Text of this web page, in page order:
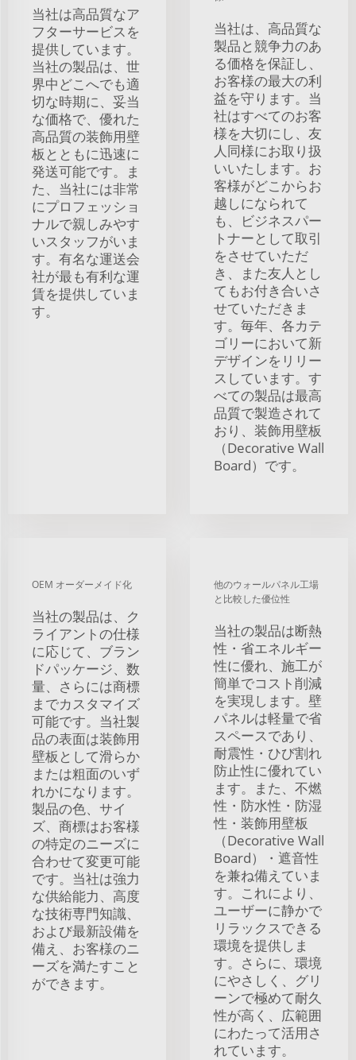
当社は高品質なア
フターサービスを
提供しています。
当社の製品は、世
界中どこへでも適
切な時期に、妥当
な価格で、優れた
高品質の装飾用壁
板とともに迅速に
発送可能です。ま
た、当社には非常
にプロフェッショ
ナルで親しみやす
いスタッフがいま
す。有名な運送会
社が最も有利な運
賃を提供していま
す。
当社は、高品質な
製品と競争力のあ
る価格を保証し、
お客様の最大の利
益を守ります。当
社はすべてのお客
様を大切にし、友
人同様にお取り扱
いいたします。お
客様がどこからお
越しになられて
も、ビジネスパー
トナーとして取引
をさせていただ
き、また友人とし
てもお付き合いさ
せていただきま
す。毎年、各カテ
ゴリーにおいて新
デザインをリリー
スしています。す
べての製品は最高
品質で製造されて
おり、装飾用壁板
（Decorative Wall
Board）です。
OEM オーダーメイド化
当社の製品は、ク
ライアントの仕様
に応じて、ブラン
ドパッケージ、数
量、さらには商標
までカスタマイズ
可能です。当社製
品の表面は装飾用
壁板として滑らか
または粗面のいず
れかになります。
製品の色、サイ
ズ、商標はお客様
の特定のニーズに
合わせて変更可能
です。当社は強力
な供給能力、高度
な技術専門知識、
および最新設備を
備え、お客様のニ
ーズを満たすこと
ができます。
他のウォールパネル工場
と比較した優位性
当社の製品は断熱
性・省エネルギー
性に優れ、施工が
簡単でコスト削減
を実現します。壁
パネルは軽量で省
スペースであり、
耐震性・ひび割れ
防止性に優れてい
ます。また、不燃
性・防水性・防湿
性・装飾用壁板
（Decorative Wall
Board）・遮音性
を兼ね備えていま
す。これにより、
ユーザーに静かで
リラックスできる
環境を提供しま
す。さらに、環境
にやさしく、グリ
ーンで極めて耐久
性が高く、広範囲
にわたって活用さ
れています。